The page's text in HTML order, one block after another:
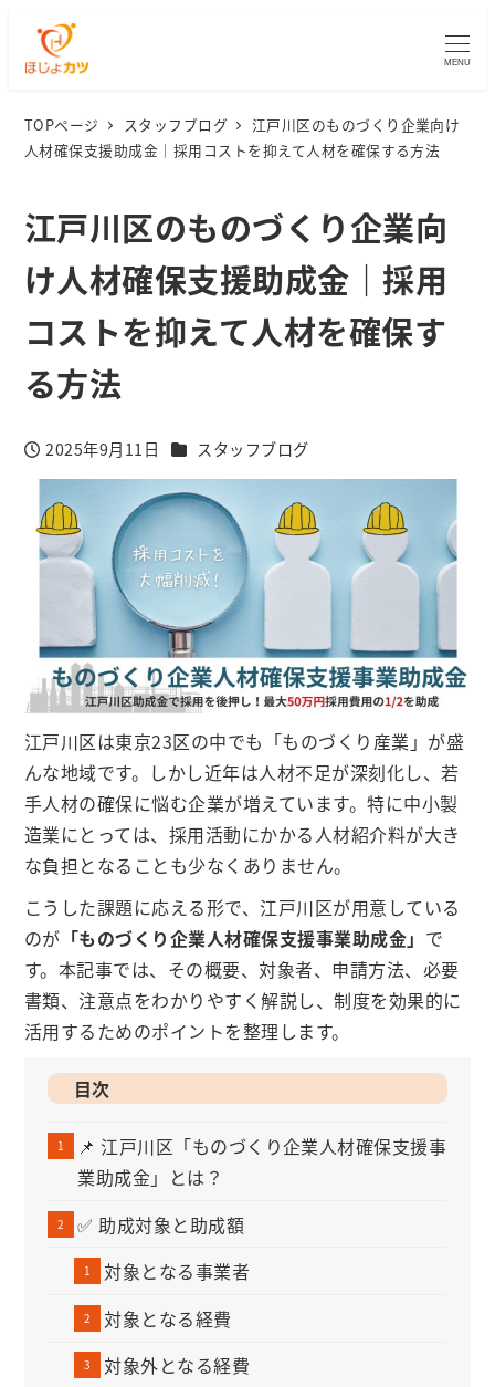
MENU
TOPページ スタッフブログ
江戸川区のものづくり企業向け
人材確保支援助成金｜採用コストを抑えて人材を確保する方法
江戸川区のものづくり企業向
け人材確保支援助成金｜採用
コストを抑えて人材を確保す
る方法
投稿日
2025年9月11日 カテゴリー
スタッフブログ
江戸川区は東京23区の中でも「ものづくり産業」が盛
んな地域です。しかし近年は人材不足が深刻化し、若
手人材の確保に悩む企業が増えています。特に中小製
造業にとっては、採用活動にかかる人材紹介料が大き
な負担となることも少なくありません。
こうした課題に応える形で、江戸川区が用意している
のが 「ものづくり企業人材確保支援事業助成金」 で
す。本記事では、その概要、対象者、申請方法、必要
書類、注意点をわかりやすく解説し、制度を効果的に
活用するためのポイントを整理します。
目次
📌 江戸川区「ものづくり企業人材確保支援事
業助成金」とは？
✅ 助成対象と助成額
対象となる事業者
対象となる経費
対象外となる経費